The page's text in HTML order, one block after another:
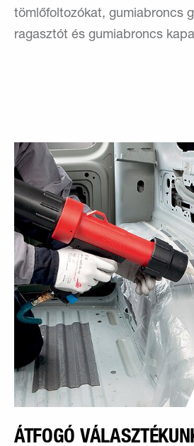
tömlőfoltozókat, gumiabroncs
ragasztót és gumiabroncs
ÁTFOGÓ